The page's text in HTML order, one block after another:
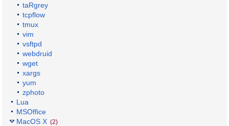
taRgrey
tcpflow
tmux
vim
vsftpd
webdruid
wget
xargs
yum
zphoto
Lua
MSOffice
MacOS X (2)